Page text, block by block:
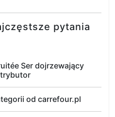
pytania
Ser dojrzewający
od carrefour.pl